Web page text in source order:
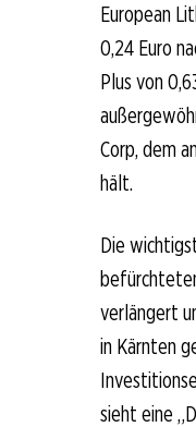
European
0,24 Euro
Plus von
Corp, dem
hält.
Die
verlängert
in Kärnten
sieht eine